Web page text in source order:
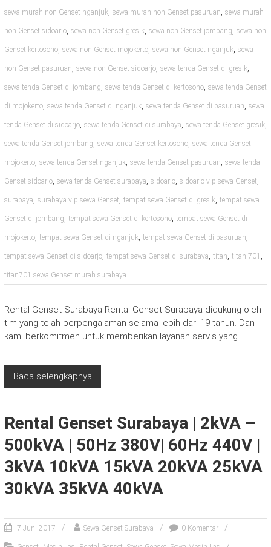
sewa murah non Genset nganjuk, sewa murah non Genset pasuruan, sewa murah
non Genset sidoarjo, sewa non Genset gresik, sewa non Genset jombang, sewa non
Genset kertosono, sewa non Genset mojokerto, sewa non Genset nganjuk, sewa
non Genset pasuruan, sewa non Genset sidoarjo, sewa tenda Genset di gresik,
sewa tenda Genset di jombang, sewa tenda Genset di kertosono, sewa tenda Genset
di mojokerto, sewa tenda Genset di nganjuk, sewa tenda Genset di pasuruan, sewa
tenda Genset di sidoarjo, sewa tenda Genset di surabaya, sewa tenda Genset gresik,
sewa tenda Genset jombang, sewa tenda Genset kertosono, sewa tenda Genset
mojokerto, sewa tenda Genset nganjuk, sewa tenda Genset pasuruan, sewa tenda
Genset sidoarjo, sewa tenda Genset surabaya, sidoarjo, sidoarjo vip sewa Genset,
surabaya, surabaya vip sewa Genset, tempat sewa Genset di gresik, tempat sewa
Genset di jombang, tempat sewa Genset di kertosono, tempat sewa Genset di
mojokerto, tempat sewa Genset di nganjuk, tempat sewa Genset di pasuruan,
tempat sewa Genset di sidoarjo, tempat sewa Genset di surabaya, titan, titan 701 ,
titan701 sewa Genset murah surabaya
Rental Genset Surabaya Rental Genset Surabaya didukung oleh
tim yang telah berpengalaman selama lebih dari 19 tahun. Dan
kami berkomitmen untuk memberikan layanan servis yang
Baca selengkapnya
Rental Genset Surabaya | 2kVA –
500kVA | 50Hz 380V| 60Hz 440V |
3kVA 10kVA 15kVA 20kVA 25kVA
30kVA 35kVA 40kVA
7 Juni 2017 Sewa Genset Surabaya 0 Komentar